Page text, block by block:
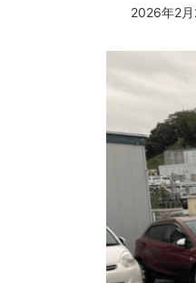
2026年2月